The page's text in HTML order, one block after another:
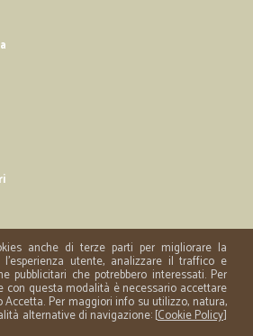
anche di terze parti per migliorare la
l'esperienza utente, analizzare il traffico e
pubblicitari che potrebbero interessati. Per
con questa modalità è necessario accettare
Per maggiori info su utilizzo, natura,
alternative di navigazione: [Cookie Policy]